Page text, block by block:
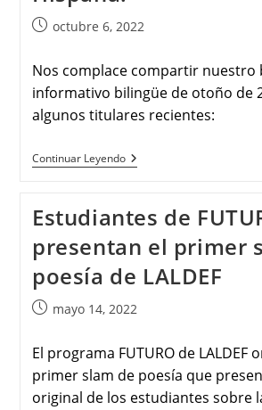
octubre 6, 2022
Nos complace compartir nuestro
informativo bilingüe de otoño de
algunos titulares recientes:
Continuar Leyendo
Estudiantes de
presentan el primer
poesía de LALDEF
mayo 14, 2022
El programa FUTURO de LALDEF
primer slam de poesía que
original de los estudiantes sobre